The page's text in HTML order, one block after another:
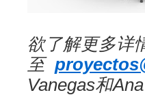
欲了解更多详
至
Vanegas和